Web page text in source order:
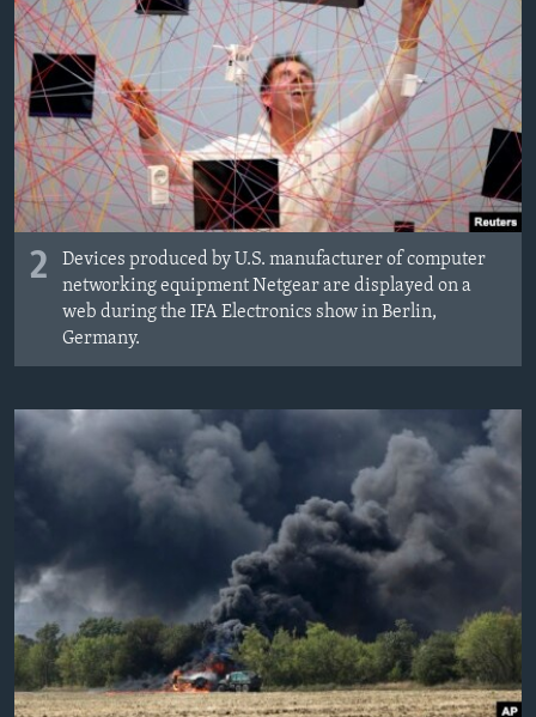
2
Devices produced by U.S. manufacturer of computer
networking equipment Netgear are displayed on a
web during the IFA Electronics show in Berlin,
Germany.